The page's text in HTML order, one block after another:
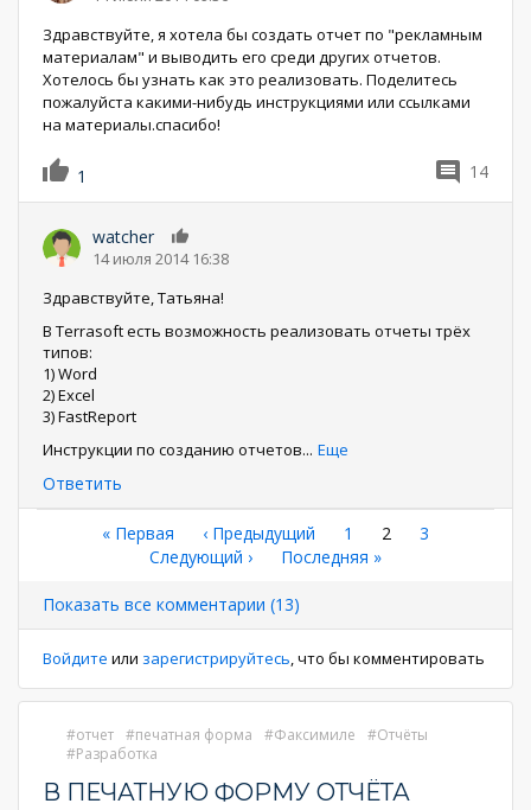
Здравствуйте, я хотела бы создать отчет по "рекламным
материалам" и выводить его среди других отчетов.
Хотелось бы узнать как это реализовать. Поделитесь
пожалуйста какими-нибудь инструкциями или ссылками
на материалы.спасибо!
1 14
watcher
14 июля 2014 16:38
Здравствуйте, Татьяна!
В Terrasoft есть возможность реализовать отчеты трёх
типов:
1) Word
2) Excel
3) FastReport
Инструкции по созданию отчетов... Еще
Ответить
Нумерация
страниц
Первая
страница
« Первая ←
‹ Предыдущий Страница
1
Текущая
2 Страница
3
Следующая
Следующий ›
Последняя
Последняя »
Показать все комментарии (13)
Войдите или зарегистрируйтесь, что бы комментировать
отчет печатная форма Факсимиле
Отчёты
Разработка
В ПЕЧАТНУЮ ФОРМУ ОТЧЁТА